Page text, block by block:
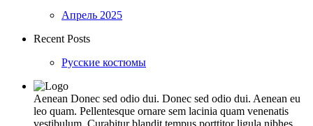
Апрель 2025
Recent Posts
Русские костюмы
Aenean Donec sed odio dui. Donec sed odio dui. Aenean eu
leo quam. Pellentesque ornare sem lacinia quam venenatis